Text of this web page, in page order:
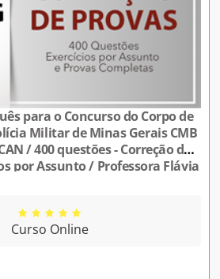
para o Concurso do Corpo de
Militar de Minas Gerais CMB
/ 400 questões - Correção de
por Assunto / Professora Flávia
Curso Online